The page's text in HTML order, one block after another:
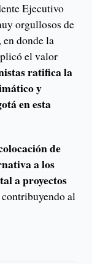
Ejecutivo
orgullosos de
donde la
el valor
ratifica la
y
en esta
de
a los
a proyectos
contribuyendo al